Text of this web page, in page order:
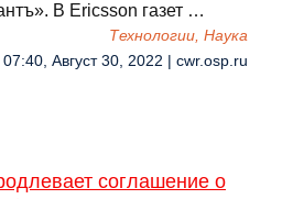
В Ericsson газет …
Технологии, Наука
07:40, Август 30, 2022 | cwr.osp.ru
соглашение о